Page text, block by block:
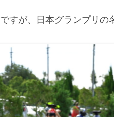
すが、日本グランプリの